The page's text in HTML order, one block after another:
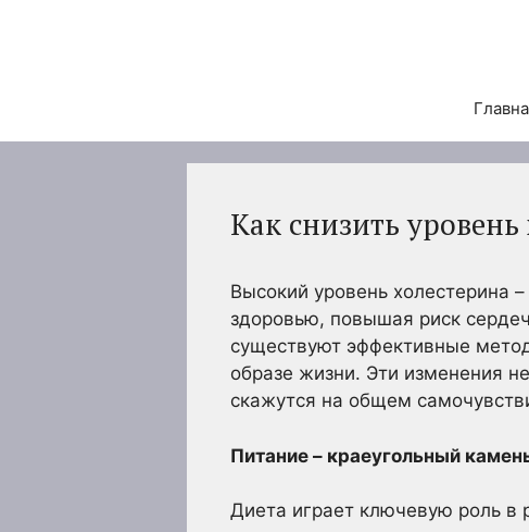
Как снизить
Высокий уровень холестерина
здоровью, повышая риск
существуют эффективные
образе жизни. Эти изменения
скажутся на общем
Питание – краеугольный
Диета играет ключевую роль в